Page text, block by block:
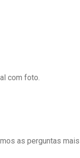
com foto.
as perguntas